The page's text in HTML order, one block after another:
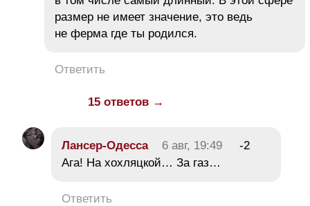
размер не имеет значение, это ведь
не ферма где ты родился.
Ответить
15 ответов →
Лансер-Одесса 6 авг, 19:49
-2
Ага! На хохляцкой… За газ…
Ответить